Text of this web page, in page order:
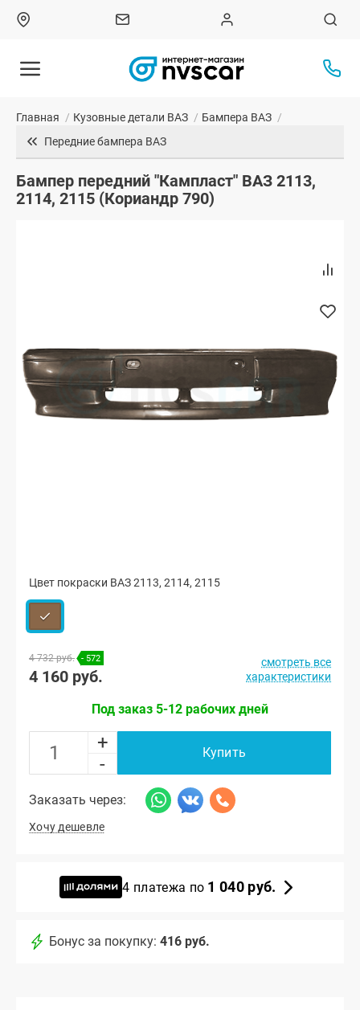
Главная / Кузовные детали ВАЗ / Бампера ВАЗ /
Передние бампера ВАЗ
Бампер передний "Кампласт" ВАЗ 2113,
2114, 2115 (Кориандр 790)
Цвет покраски ВАЗ 2113, 2114, 2115
4 732 руб. - 572
4 160 руб.
смотреть все
характеристики
Под заказ 5-12 рабочих дней
+
-
Купить
Заказать через:
Хочу дешевле
4 платежа по 1 040 руб.
Бонус за покупку: 416 руб.